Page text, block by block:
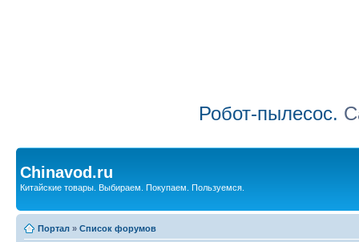
Робот-пылесос.
Chinavod.ru
Китайские товары. Выбираем. Покупаем. Пользуемся.
Портал » Список форумов